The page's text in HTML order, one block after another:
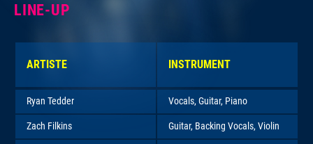
LINE-UP
ARTISTE INSTRUMENT
Ryan Tedder Vocals, Guitar, Piano
Zach Filkins Guitar, Backing Vocals, Violin